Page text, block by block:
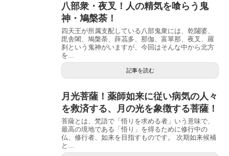
八部衆・夜叉！人の精気を喰らう鬼
神・鳩槃荼！
四天王が所属支配している八部鬼衆には、乾闥婆、
毘舎闍、鳩槃荼、薛茘多、那伽、富單那、夜叉、羅
刹という鬼神がいますが、今回はそんな中から北方
を...
記事を読む
月光菩薩！薬師如来に従い病気の人々
を救済する、月の光を象徴する菩薩！
菩薩とは、梵語で「悟りを求める者」いう意味で、
最高の境地である「悟り」を得るために修行中の
仏、修行者、如来を目指すものです。 次期如来候補
と...